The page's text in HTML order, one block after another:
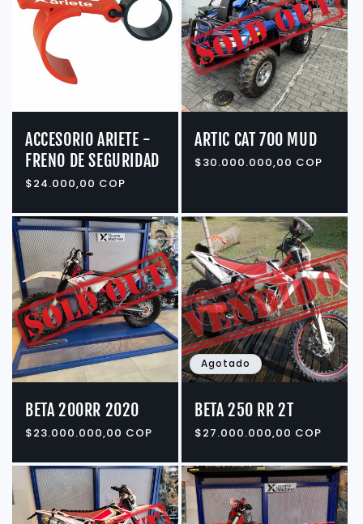
:
ACCESORIO ARIETE -
FRENO DE SEGURIDAD
Precio
$24.000,00 COP
ARTIC CAT 700 MUD
Precio
$30.000.000,00 COP
BETA 200RR 2020
Precio
$23.000.000,00 COP
Agotado
BETA 250 RR 2T
Precio
$27.000.000,00 COP